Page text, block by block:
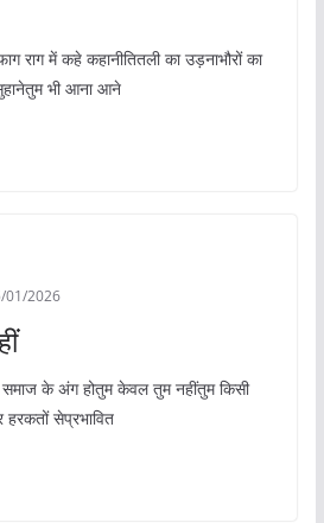
राग में कहे कहानीतितली का उड़नाभौरों का
सुहानेतुम भी आना आने
01/2026
के अंग होतुम केवल तुम नहींतुम किसी
हरकतों सेप्रभावित